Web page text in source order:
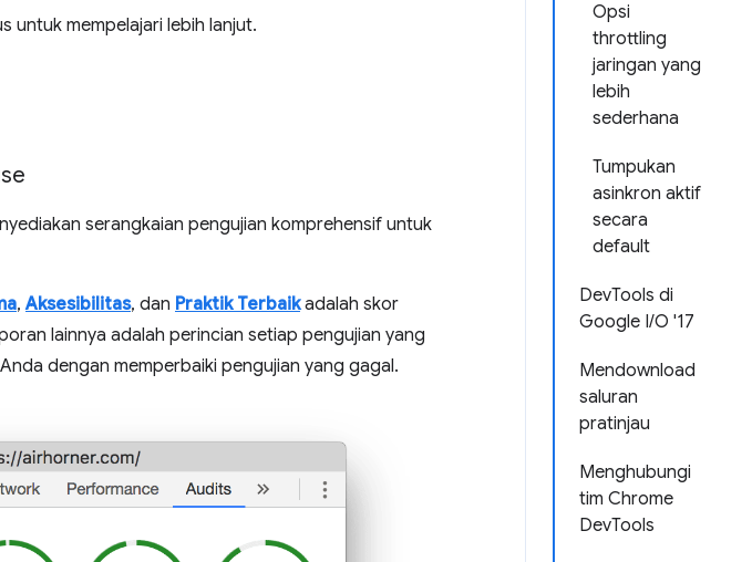
Opsi
throttling
jaringan yang
lebih
sederhana
Tumpukan
asinkron aktif
secara
default
DevTools di
Google I/O '17
Mendownload
saluran
pratinjau
Menghubungi
tim Chrome
DevTools
untuk mempelajari lebih lanjut.
serangkaian pengujian komprehensif untuk
,Aksesibilitas, dan Praktik Terbaikadalah skor
lainnya adalah perincian setiap pengujian yang
dengan memperbaiki pengujian yang gagal.